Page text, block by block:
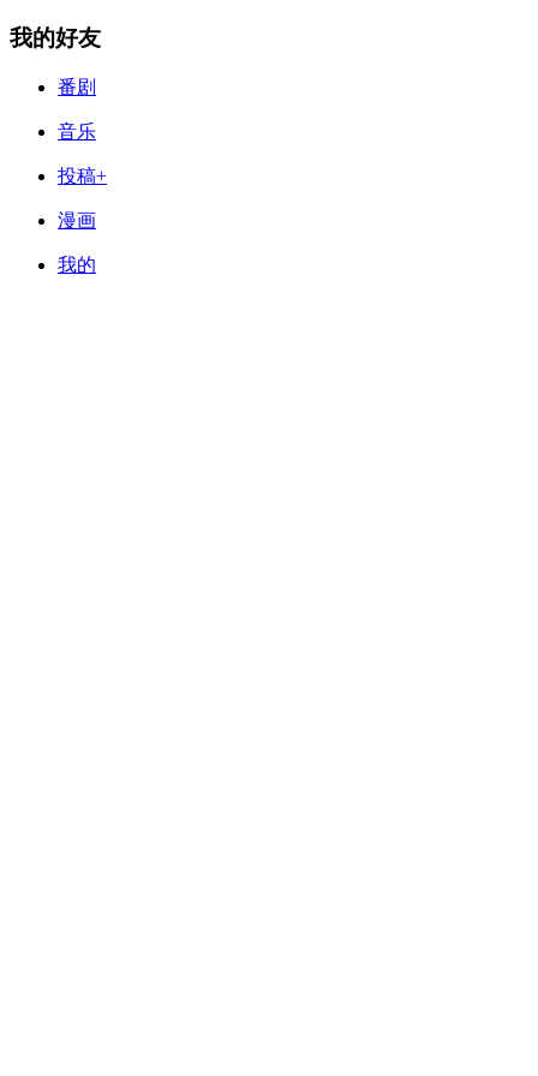
我的好友
番剧
音乐
投稿+
漫画
我的